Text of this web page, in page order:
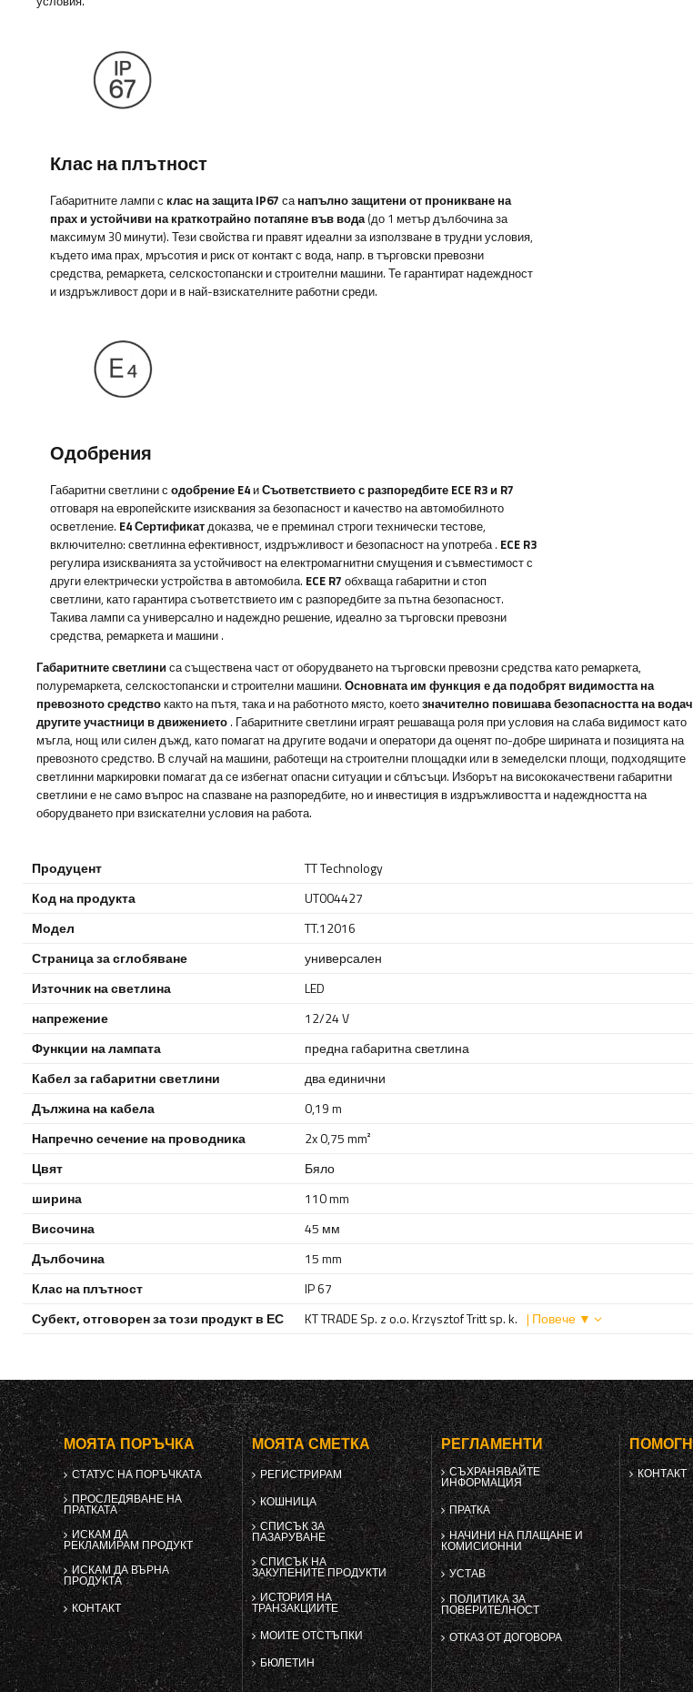
Клас на плътност
Габаритните лампи с клас на защита IP67 санапълно защитени от проникване на
прах и устойчиви на краткотрайно потапяне във вода(до 1 метър дълбочина за
максимум 30 минути). Тези свойства ги правят идеални за използване в трудни условия,
където има прах, мръсотия и риск от контакт с вода, напр. в търговски превозни
средства, ремаркета, селскостопански и строителни машини. Те гарантират надеждност
и издръжливост дори и в най-взискателните работни среди.
Одобрения
Габаритни светлини с одобрение E4 иСъответствието с разпоредбите ECE R3 и R7
отговаря на европейските изисквания за безопасност и качество на автомобилното
осветление. E4 Сертификатдоказва, че е преминал строги технически тестове,
включително: светлинна ефективност, издръжливост и безопасност на употреба . ECE R3
регулира изискванията за устойчивост на електромагнитни смущения и съвместимост с
други електрически устройства в автомобила. ECE R7 обхваща габаритни и стоп
светлини, като гарантира съответствието им с разпоредбите за пътна безопасност.
Такива лампи са универсално и надеждно решение, идеално за търговски превозни
средства, ремаркета и машини .
Габаритните светлини са съществена част от оборудването на търговски превозни средства като ремаркета,
полуремаркета, селскостопански и строителни машини. Основната им функция е да подобрят видимостта на
превозното средствокакто на пътя, така и на работното място, коетозначително повишава безопасността на
другите участници в движението . Габаритните светлини играят решаваща роля при условия на слаба видимост като
мъгла, нощ или силен дъжд, като помагат на другите водачи и оператори да оценят по-добре ширината и позицията на
превозното средство. В случай на машини, работещи на строителни площадки или в земеделски площи, подходящите
светлинни маркировки помагат да се избегнат опасни ситуации и сблъсъци. Изборът на висококачествени габаритни
светлини е не само въпрос на спазване на разпоредбите, но и инвестиция в издръжливостта и надеждността на
оборудването при взискателни условия на работа.
Продуцент
TT Technology
Код на продукта
UT004427
Модел
TT.12016
Страница за сглобяване
универсален
Източник на светлина
LED
напрежение
12/24 V
Функции на лампата
предна габаритна светлина
Кабел за габаритни светлини
два единични
Дължина на кабела
0,19 m
Напречно сечение на проводника
2x 0,75 mm²
Цвят
Бяло
ширина
110 mm
Височина
45 мм
Дълбочина
15 mm
Клас на плътност
IP 67
Субект, отговорен за този продукт в ЕС
KT TRADE Sp. z o.o. Krzysztof Tritt sp. k. | Повече ▼
МОЯТА ПОРЪЧКА
СТАТУС НА ПОРЪЧКАТА
ПРОСЛЕДЯВАНЕ НА
ПРАТКАТА
ИСКАМ ДА
РЕКЛАМИРАМ ПРОДУКТ
ИСКАМ ДА ВЪРНА
ПРОДУКТА
КОНТАКТ
МОЯТА СМЕТКА
РЕГИСТРИРАМ
КОШНИЦА
СПИСЪК ЗА
ПАЗАРУВАНЕ
СПИСЪК НА
ЗАКУПЕНИТЕ ПРОДУКТИ
ИСТОРИЯ НА
ТРАНЗАКЦИИТЕ
МОИТЕ ОТСТЪПКИ
БЮЛЕТИН
РЕГЛАМЕНТИ
СЪХРАНЯВАЙТЕ
ИНФОРМАЦИЯ
ПРАТКА
НАЧИНИ НА ПЛАЩАНЕ И
КОМИСИОННИ
УСТАВ
ПОЛИТИКА ЗА
ПОВЕРИТЕЛНОСТ
ОТКАЗ ОТ ДОГОВОРА
КОНТАКТ